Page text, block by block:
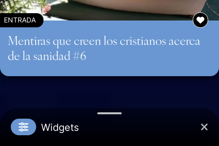
ENTRADA
Mentiras que creen los cristianos acerca
de la sanidad #6
Widgets